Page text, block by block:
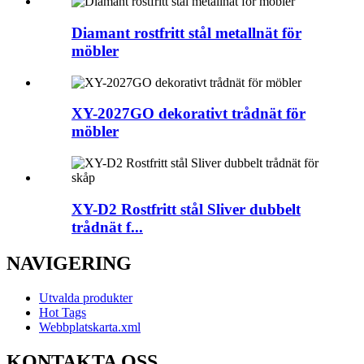
Diamant rostfritt stål metallnät för
möbler
XY-2027GO dekorativt trådnät för
möbler
XY-D2 Rostfritt stål Sliver dubbelt
trådnät f...
NAVIGERING
Utvalda produkter
Hot Tags
Webbplatskarta.xml